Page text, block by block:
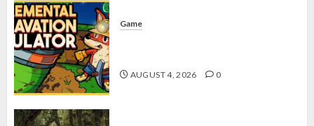
Game
AUGUST 4, 2026 0